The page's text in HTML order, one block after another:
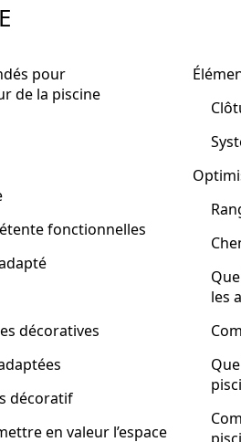
pour
de la piscine
fonctionnelles
décoratives
décoratif
en valeur l’espace
les